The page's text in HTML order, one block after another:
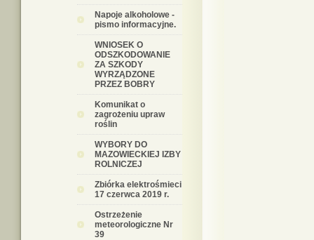
Napoje alkoholowe -
pismo informacyjne.
WNIOSEK O
ODSZKODOWANIE
ZA SZKODY
WYRZĄDZONE
PRZEZ BOBRY
Komunikat o
zagrożeniu upraw
roślin
WYBORY DO
MAZOWIECKIEJ IZBY
ROLNICZEJ
Zbiórka elektrośmieci
17 czerwca 2019 r.
Ostrzeżenie
meteorologiczne Nr
39